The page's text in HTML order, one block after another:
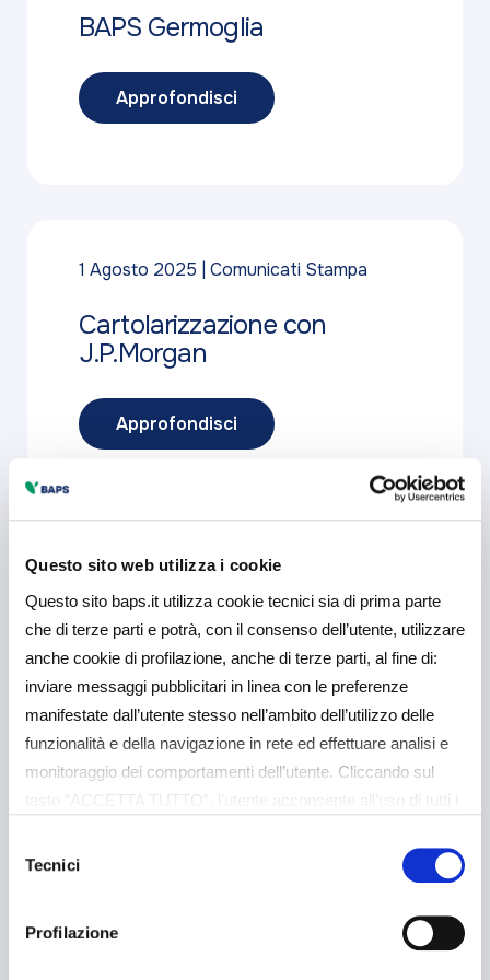
Questo sito web utilizza i cookie
Questo sito baps.it utilizza cookie tecnici sia di prima parte
che di terze parti e potrà, con il consenso dell’utente, utilizzare
anche cookie di profilazione, anche di terze parti, al fine di:
inviare messaggi pubblicitari in linea con le preferenze
manifestate dall’utente stesso nell’ambito dell’utilizzo delle
funzionalità e della navigazione in rete ed effettuare analisi e
monitoraggio dei comportamenti dell’utente. Cliccando sul
analitici. Il consenso è facoltativo e può essere revocato in
qualsiasi momento. Se l’utente desidera gestire le proprie
preferenze può cliccare sul tasto “Dettagli” (accessibile in
ogni momento, cliccando l’icona del lucchetto disponibile in
delTecnici
Profilazione
BAPS Germoglia
Approfondisci
1 Agosto 2025 Comunicati Stampa
Cartolarizzazione con
J.P.Morgan
Approfondisci
7 Luglio 2025 Comunicati Stampa
150 milioni per sostenere le
imprese agricole e
agroindustriali
Approfondisci